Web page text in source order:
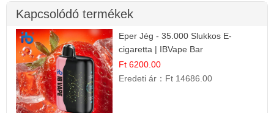
Kapcsolódó termékek
Eper Jég - 35.000 Slukkos E-
cigaretta | IBVape Bar
Ft 6200.00
Eredeti ár： Ft 14686.00